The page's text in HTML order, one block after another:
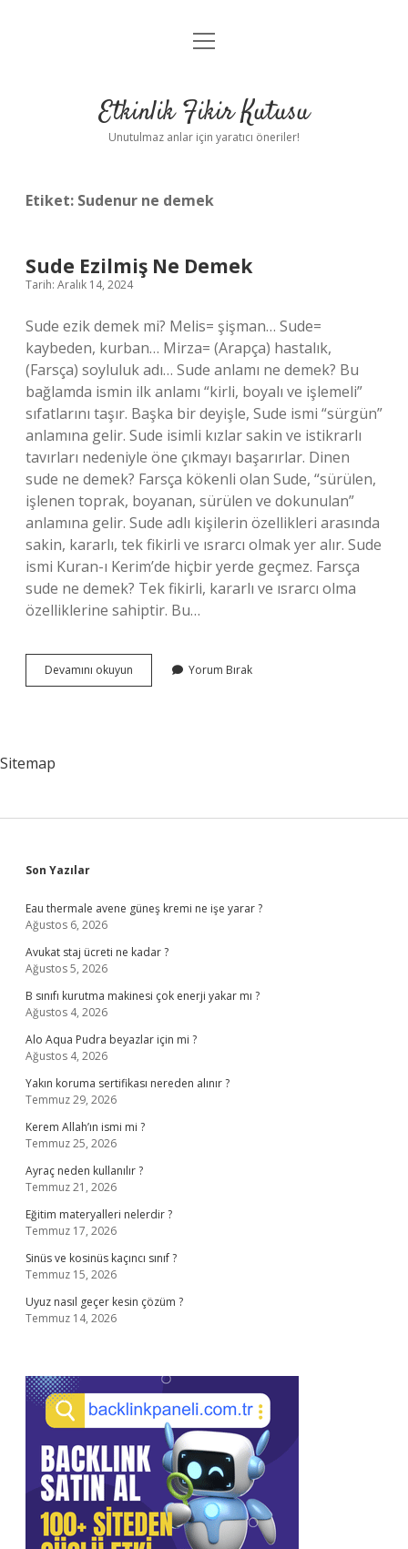
Anasayfa
Yasal Uyarı
menüyü
Etkinlik Fikir Kutusu
Unutulmaz anlar için yaratıcı öneriler!
Etiket: Sudenur ne demek
Sude Ezilmiş Ne Demek
Tarih: Aralık 14, 2024
Sude ezik demek mi? Melis= şişman… Sude=
kaybeden, kurban… Mirza= (Arapça) hastalık,
(Farsça) soyluluk adı… Sude anlamı ne demek? Bu
bağlamda ismin ilk anlamı “kirli, boyalı ve işlemeli”
sıfatlarını taşır. Başka bir deyişle, Sude ismi “sürgün”
anlamına gelir. Sude isimli kızlar sakin ve istikrarlı
tavırları nedeniyle öne çıkmayı başarırlar. Dinen
sude ne demek? Farsça kökenli olan Sude, “sürülen,
işlenen toprak, boyanan, sürülen ve dokunulan”
anlamına gelir. Sude adlı kişilerin özellikleri arasında
sakin, kararlı, tek fikirli ve ısrarcı olmak yer alır. Sude
ismi Kuran-ı Kerim’de hiçbir yerde geçmez. Farsça
sude ne demek? Tek fikirli, kararlı ve ısrarcı olma
özelliklerine sahiptir. Bu…
Devamını okuyun
Ezilmiş
Yorum Bırak
Sitemap
Sidebar
Son Yazılar
Eau thermale avene güneş kremi ne işe yarar ?
Ağustos 6, 2026
Avukat staj ücreti ne kadar ?
Ağustos 5, 2026
B sınıfı kurutma makinesi çok enerji yakar mı ?
Ağustos 4, 2026
Alo Aqua Pudra beyazlar için mi ?
Ağustos 4, 2026
Yakın koruma sertifikası nereden alınır ?
Temmuz 29, 2026
Kerem Allah’ın ismi mi ?
Temmuz 25, 2026
Ayraç neden kullanılır ?
Temmuz 21, 2026
Eğitim materyalleri nelerdir ?
Temmuz 17, 2026
Sinüs ve kosinüs kaçıncı sınıf ?
Temmuz 15, 2026
Uyuz nasıl geçer kesin çözüm ?
Temmuz 14, 2026